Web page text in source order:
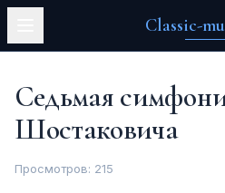
Classic-
Седьмая
Шостаковича
Просмотров: 215